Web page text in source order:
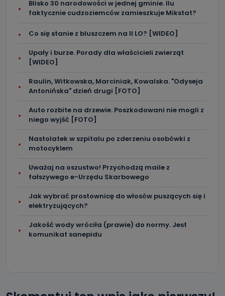
e-mailowo pod adresem: poczta@tvproart.pl
Blisko 30 narodowości w jednej gminie. Ilu
faktycznie cudzoziemców zamieszkuje Mikstat?
Co się stanie z bluszczem na II LO? [WIDEO]
Upały i burze. Porady dla właścicieli zwierząt
[WIDEO]
Raulin, Witkowska, Marciniak, Kowalska. "Odyseja
Antonińska" dzień drugi [FOTO]
Auto rozbite na drzewie. Poszkodowani nie mogli z
niego wyjść [FOTO]
Nastolatek w szpitalu po zderzeniu osobówki z
motocyklem
Uważaj na oszustwo! Przychodzą maile z
fałszywego e-Urzędu Skarbowego
Jak wybrać prostownicę do włosów puszących się i
elektryzujących?
Jakość wody wróciła (prawie) do normy. Jest
komunikat sanepidu